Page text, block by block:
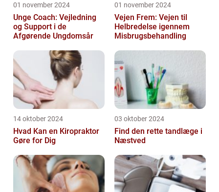
01 november 2024
Unge Coach: Vejledning
og Support i de
Afgørende Ungdomsår
01 november 2024
Vejen Frem: Vejen til
Helbredelse igennem
Misbrugsbehandling
14 oktober 2024
Hvad Kan en Kiropraktor
Gøre for Dig
03 oktober 2024
Find den rette tandlæge i
Næstved